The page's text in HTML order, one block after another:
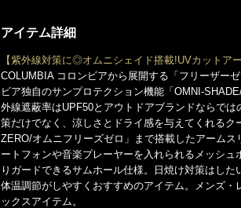
アイテム詳細
【紫外線対策に◎オムニシェイド搭載!UVカットアー
COLUMBIA コロンビアから展開する「フリーザー
ビア独自のサンプロテクション機能「OMNI-
外線遮蔽率はUPF50とアウトドアブランドならで
策だけでなく、涼しさとドライ感を与えてくれるク
ZERO/オムニフリーズゼロ」まで搭載したアーム
ートフォンや音楽プレーヤーを入れられるメッシ
りガードできるサムホール仕様。日焼け対策はし
体温調節がしやすくおすすめのアイテム。メンズ・
ックスアイテム。